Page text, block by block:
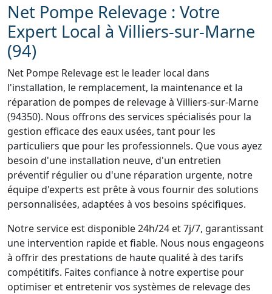
Net Pompe Relevage : Votre
Expert Local à Villiers-sur-Marne
(94)
Net Pompe Relevage est le leader local dans
l'installation, le remplacement, la maintenance et la
réparation de pompes de relevage à Villiers-sur-Marne
(94350). Nous offrons des services spécialisés pour la
gestion efficace des eaux usées, tant pour les
particuliers que pour les professionnels. Que vous ayez
besoin d'une installation neuve, d'un entretien
préventif régulier ou d'une réparation urgente, notre
équipe d'experts est prête à vous fournir des solutions
personnalisées, adaptées à vos besoins spécifiques.
Notre service est disponible 24h/24 et 7j/7, garantissant
une intervention rapide et fiable. Nous nous engageons
à offrir des prestations de haute qualité à des tarifs
compétitifs. Faites confiance à notre expertise pour
optimiser et entretenir vos systèmes de relevage des